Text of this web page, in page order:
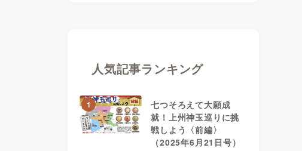
人気記事ランキング
1
七つそろえて大願成
就！上州神玉巡りに挑
戦しよう〈前編〉
（2025年6月21日号）